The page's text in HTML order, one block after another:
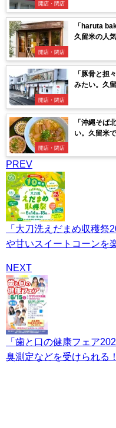
開店・閉店
開店・閉店
「haruta
久留米の人
開店・閉店
「豚骨と担
みたい。久
開店・閉店
「沖縄そば
い。久留米
PREV
「大刀洗えだまめ収穫
や甘いスイートコーンを
NEXT
「歯と口の健康フェア
臭測定などを受けられる